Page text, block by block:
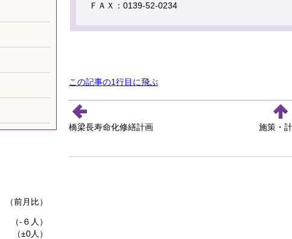
ＦＡＸ：0139-52-0234
この記事の1行目に飛ぶ
橋梁長寿命化修繕計画 施策・
（前月比）
（-６人）
（±0人）